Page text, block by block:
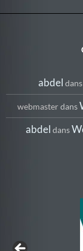
e
k
itt
abdel dans
webmasterdans
abdel dans